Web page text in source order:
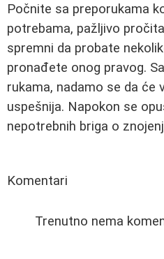
Počnite sa preporukama
potrebama, pažljivo
spremni da probate
pronađete onog pravog.
rukama, nadamo se da će
uspešnija. Napokon se
nepotrebnih briga o
Komentari
Trenutno nema